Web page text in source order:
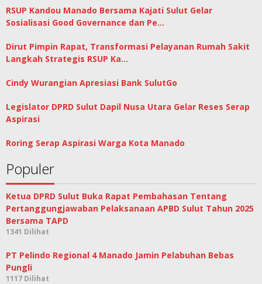
RSUP Kandou Manado Bersama Kajati Sulut Gelar
Sosialisasi Good Governance dan Pe…
Dirut Pimpin Rapat, Transformasi Pelayanan Rumah Sakit
Langkah Strategis RSUP Ka…
Cindy Wurangian Apresiasi Bank SulutGo
Legislator DPRD Sulut Dapil Nusa Utara Gelar Reses Serap
Aspirasi
Roring Serap Aspirasi Warga Kota Manado
Populer
Ketua DPRD Sulut Buka Rapat Pembahasan Tentang
Pertanggungjawaban Pelaksanaan APBD Sulut Tahun 2025
Bersama TAPD
1341 Dilihat
PT Pelindo Regional 4 Manado Jamin Pelabuhan Bebas
Pungli
1117 Dilihat